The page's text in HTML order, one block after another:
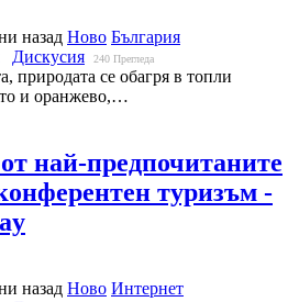
назад Ново България
Дискусия 240 Прегледа
природата се обагря в топли
и оранжево,…
най-предпочитаните
туризъм -
назад Ново Интернет